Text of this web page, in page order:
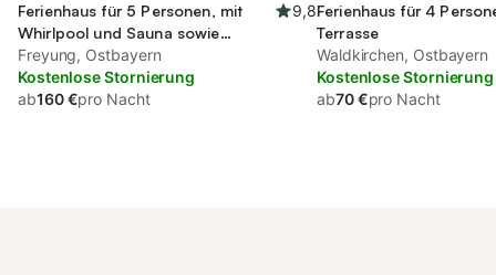
Ferienhaus für 5 Personen, mit
Whirlpool und Sauna sowie
Garten, kinderfreundlich
9,8
Freyung, Ostbayern
Kostenlose Stornierung
ab160 €pro Nacht
Ferienhaus für 4
Terrasse
Waldkirchen, Ostbayern
Kostenlose Stornierung
ab70 €pro Nacht